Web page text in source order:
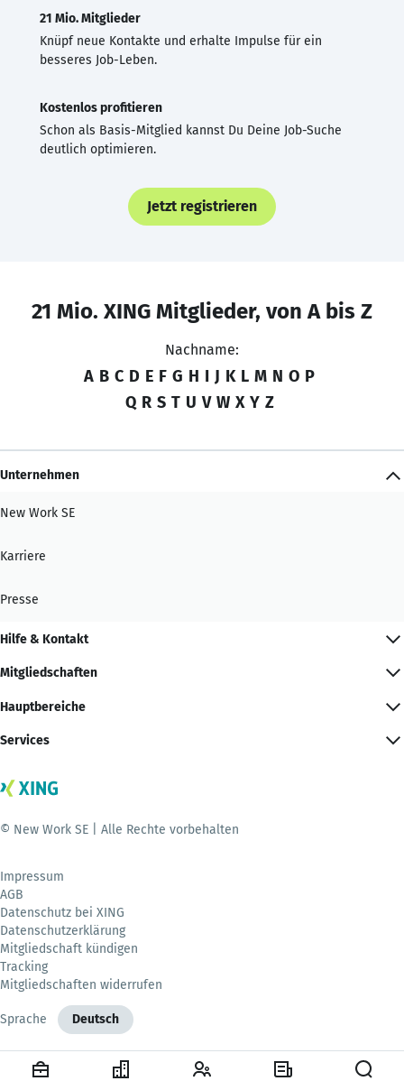
21 Mio. Mitglieder
Knüpf neue Kontakte und erhalte Impulse für ein
besseres Job-Leben.
Kostenlos profitieren
Schon als Basis-Mitglied kannst Du Deine Job-Suche
deutlich optimieren.
Jetzt registrieren
21 Mio. XING Mitglieder, von A bis Z
Nachname:
A B C D E F G H I J K L M N O P
Q R S T U V W X Y Z
Unternehmen
New Work SE
Karriere
Presse
Hilfe & Kontakt
Mitgliedschaften
Hauptbereiche
Services
© New Work SE | Alle Rechte vorbehalten
Impressum
AGB
Datenschutz bei XING
Datenschutzerklärung
Mitgliedschaft kündigen
Tracking
Mitgliedschaften widerrufen
Sprache Deutsch